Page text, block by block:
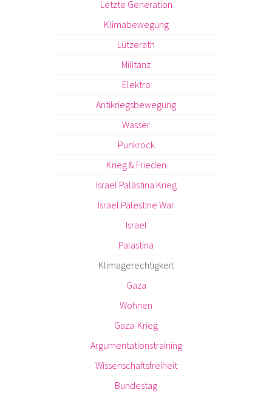
Letzte Generation
Klimabewegung
Lützerath
Militanz
Elektro
Antikriegsbewegung
Wasser
Punkrock
Krieg & Frieden
Israel Palästina Krieg
Israel Palestine War
Israel
Palästina
Klimagerechtigkeit
Gaza
Wohnen
Gaza-Krieg
Argumentationstraining
Wissenschaftsfreiheit
Bundestag